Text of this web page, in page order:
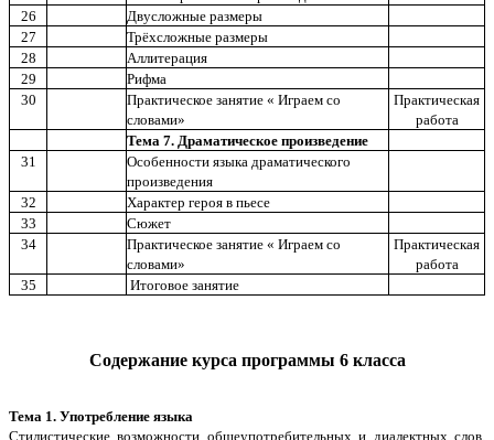
26
Двусложные размеры
27
Трёхсложные размеры
28
Аллитерация
29
Рифма
30
Практическое занятие « Играем со
словами»
Практическая
работа
Тема 7. Драматическое произведение
31
Особенности языка драматического
произведения
32
Характер героя в пьесе
33
Сюжет
34
Практическое занятие « Играем со
словами»
Практическая
работа
35
Итоговое занятие
Содержание курса программы 6 класса
Тема 1. Употребление языка
Стилистические возможности общеупотребительных и диалектных слов.